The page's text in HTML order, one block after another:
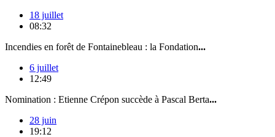
18 juillet
08:32
Incendies en forêt de Fontainebleau : la Fondation...
6 juillet
12:49
Nomination : Etienne Crépon succède à Pascal Berta...
28 juin
19:12